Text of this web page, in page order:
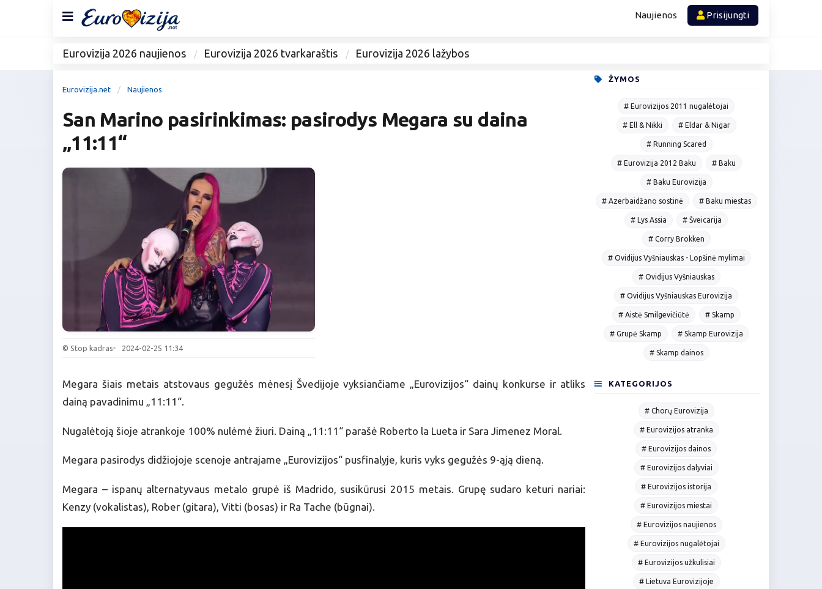
Naujienos Prisijungti
Eurovizija 2026 naujienos Eurovizija 2026 tvarkaraštis Eurovizija 2026 lažybos
Eurovizija.net Naujienos
San Marino pasirinkimas: pasirodys Megara su daina
„11:11“
© Stop kadras 2024-02-25 11:34
Megara šiais metais atstovaus gegužės mėnesį Švedijoje vyksiančiame „Eurovizijos“ dainų konkurse ir atliks
dainą pavadinimu „11:11“.
Nugalėtoją šioje atrankoje 100% nulėmė žiuri. Dainą „11:11“ parašė Roberto la Lueta ir Sara Jimenez Moral.
Megara pasirodys didžiojoje scenoje antrajame „Eurovizijos“ pusfinalyje, kuris vyks gegužės 9-ąją dieną.
Megara – ispanų alternatyvaus metalo grupė iš Madrido, susikūrusi 2015 metais. Grupę sudaro keturi nariai:
Kenzy (vokalistas), Rober (gitara), Vitti (bosas) ir Ra Tache (būgnai).
ŽYMOS
# Eurovizijos 2011 nugalėtojai
# Ell & Nikki # Eldar & Nigar
# Running Scared
# Eurovizija 2012 Baku # Baku
# Baku Eurovizija
# Azerbaidžano sostinė # Baku miestas
# Lys Assia # Šveicarija
# Corry Brokken
# Ovidijus Vyšniauskas - Lopšinė mylimai
# Ovidijus Vyšniauskas
# Ovidijus Vyšniauskas Eurovizija
# Aistė Smilgevičiūtė # Skamp
# Grupė Skamp # Skamp Eurovizija
# Skamp dainos
KATEGORIJOS
# Chorų Eurovizija
# Eurovizijos atranka
# Eurovizijos dainos
# Eurovizijos dalyviai
# Eurovizijos istorija
# Eurovizijos miestai
# Eurovizijos naujienos
# Eurovizijos nugalėtojai
# Eurovizijos užkulisiai
# Lietuva Eurovizijoje